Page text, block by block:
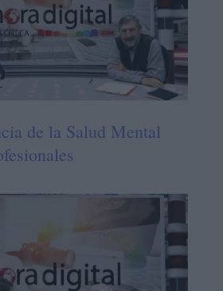
de la Salud Mental